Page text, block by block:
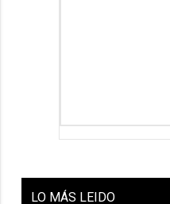
LO MÁS LEIDO